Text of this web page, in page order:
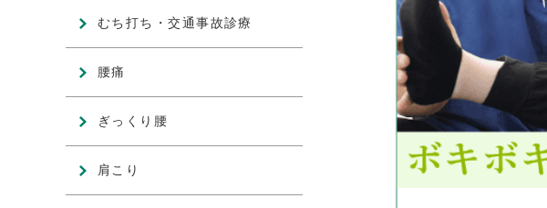
むち打ち・交通事故診療
腰痛
ぎっくり腰
肩こり